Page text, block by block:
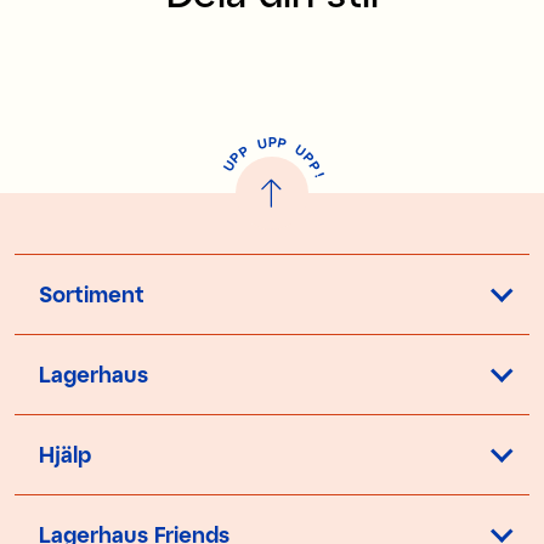
U
P
P UPP UP
P
!
Sortiment
Lagerhaus
Hjälp
Lagerhaus Friends